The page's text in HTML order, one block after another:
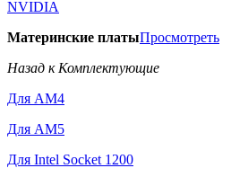
NVIDIA
Материнские платыПросмотреть
Назад к Комплектующие
Для AM4
Для AM5
Для Intel Socket 1200